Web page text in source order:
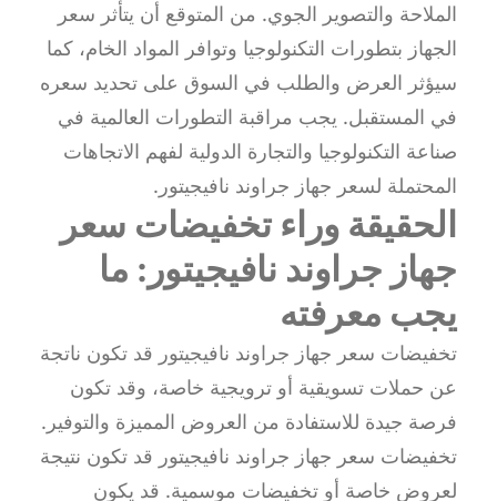
الملاحة والتصوير الجوي. من المتوقع أن يتأثر سعر
الجهاز بتطورات التكنولوجيا وتوافر المواد الخام، كما
سيؤثر العرض والطلب في السوق على تحديد سعره
في المستقبل. يجب مراقبة التطورات العالمية في
صناعة التكنولوجيا والتجارة الدولية لفهم الاتجاهات
المحتملة لسعر جهاز جراوند نافيجيتور.
الحقيقة وراء تخفيضات سعر
جهاز جراوند نافيجيتور: ما
يجب معرفته
تخفيضات سعر جهاز جراوند نافيجيتور قد تكون ناتجة
عن حملات تسويقية أو ترويجية خاصة، وقد تكون
فرصة جيدة للاستفادة من العروض المميزة والتوفير.
تخفيضات سعر جهاز جراوند نافيجيتور قد تكون نتيجة
لعروض خاصة أو تخفيضات موسمية. قد يكون